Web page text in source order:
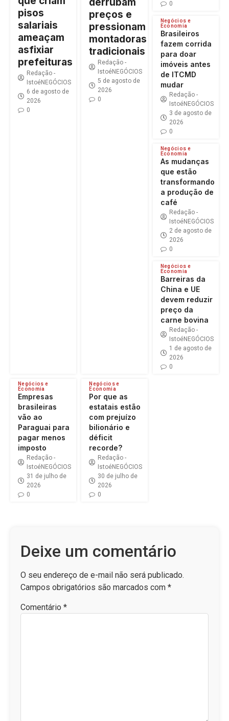
pisos
salariais
ameaçam
asfixiar
prefeituras
Redação -
IstoéNEGÓCIOS
6 de agosto de
2026
0
derrubam
preços e
pressionam
montadoras
tradicionais
Redação -
IstoéNEGÓCIOS
5 de agosto de
2026
0
0
Negócios e
Economia
Brasileiros
fazem corrida
para doar
imóveis antes
de ITCMD
mudar
Redação -
IstoéNEGÓCIOS
3 de agosto de
2026
0
Negócios e
Economia
As mudanças
que estão
transformando
a produção de
café
Redação -
IstoéNEGÓCIOS
2 de agosto de
2026
0
Negócios e
Economia
Barreiras da
China e UE
devem reduzir
preço da
carne bovina
Redação -
IstoéNEGÓCIOS
1 de agosto de
2026
0
Negócios e
Economia
Empresas
brasileiras
vão ao
Paraguai para
pagar menos
imposto
Redação -
IstoéNEGÓCIOS
31 de julho de
2026
0
Negócios e
Economia
Por que as
estatais estão
com prejuízo
bilionário e
déficit
recorde?
Redação -
IstoéNEGÓCIOS
30 de julho de
2026
0
Deixe um comentário
O seu endereço de e-mail não será publicado.
Campos obrigatórios são marcados com *
Comentário *